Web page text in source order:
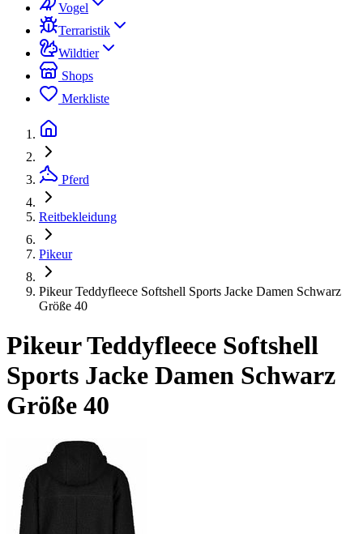
Vogel
Terraristik
Wildtier
Shops
Merkliste
Pferd
Reitbekleidung
Pikeur
Pikeur Teddyfleece Softshell Sports Jacke Damen Schwarz
Größe 40
Pikeur Teddyfleece Softshell
Sports Jacke Damen Schwarz
Größe 40